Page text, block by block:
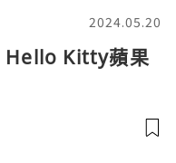
2024.05.20
Hello Kitty蘋果